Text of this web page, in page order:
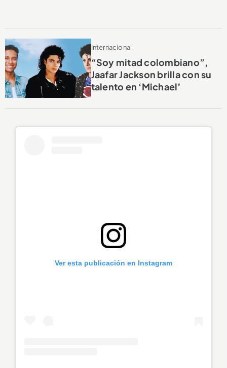
Internacional
“Soy mitad colombiano”,
Jaafar Jackson brilla con su
talento en ‘Michael’
Ver esta publicación en Instagram